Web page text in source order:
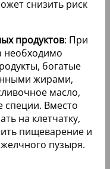
снизить риск
продуктов: При
необходимо
богатые
жирами,
масло,
Вместо
на клетчатку,
пищеварение и
пузыря.